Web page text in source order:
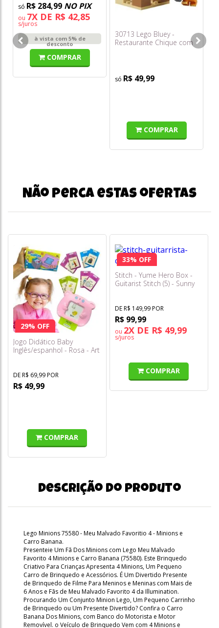
R$ 284,99 NO PIX
ou 7X DE R$ 42,85
s/juros
à vista com 5% de
desconto
COMPRAR
30713 Lego Bluey -
Restaurante Chique com
R$ 49,99
COMPRAR
Não perca estas ofertas
29% OFF
Jogo Didático Baby
Inglês/espanhol - Rosa - Art
DE R$ 69,99 POR
R$ 49,99
COMPRAR
33% OFF
Stitch - Yume Hero Box -
Guitarist Stitch (5) - Sunny
DE R$ 149,99 POR
R$ 99,99
ou 2X DE R$ 49,99
s/juros
COMPRAR
Descrição do produto
Lego Minions 75580 - Meu Malvado Favoritio 4 - Minions e
Carro Banana.
Presenteie Um Fã Dos Minions com Lego Meu Malvado
Favorito 4 Minions e Carro Banana (75580). Este Brinquedo
Criativo Para Crianças Apresenta 4 Minions, Um Pequeno
Carro de Brinquedo e Acessórios. É Um Divertido Presente
de Brinquedo de Filme Para Meninos e Meninas com Mais de
6 Anos e Fãs de Meu Malvado Favorito 4 da Illumination.
Procurando Um Conjunto Minion Lego, Um Pequeno Carrinho
de Brinquedo ou Um Presente Divertido? Confira o Carro
Banana Dos Minions, com Banco do Motorista e Motor
Removível. o Veículo de Brinquedo Vem com 4 Minions e